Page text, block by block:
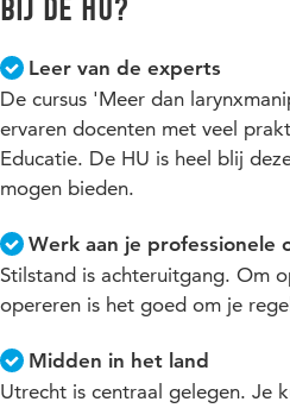
bij de HU?
Leer van de experts
De cursus 'Meer dan
ervaren docenten met veel
Educatie. De HU is heel blij
mogen bieden.
Werk aan je professionele
Stilstand is achteruitgang. Om
opereren is het goed om je
Midden in het land
Utrecht is centraal gelegen. Je